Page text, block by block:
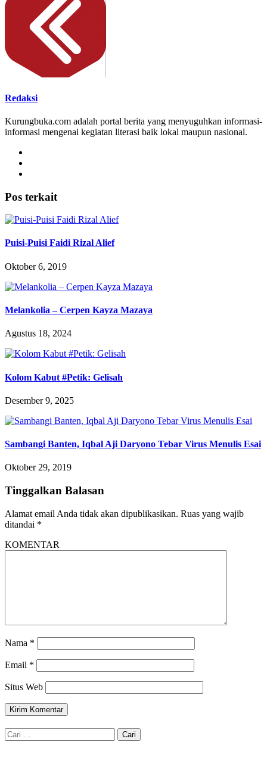
Redaksi
Kurungbuka.com adalah portal berita yang menyuguhkan informasi-
informasi mengenai kegiatan literasi baik lokal maupun nasional.
Pos terkait
Puisi-Puisi Faidi Rizal Alief
Oktober 6, 2019
Melankolia – Cerpen Kayza Mazaya
Agustus 18, 2024
Kolom Kabut #Petik: Gelisah
Desember 9, 2025
Sambangi Banten, Iqbal Aji Daryono Tebar Virus Menulis Esai
Oktober 29, 2019
Tinggalkan Balasan
Alamat email Anda tidak akan dipublikasikan. Ruas yang wajib
ditandai *
KOMENTAR
Nama *
Email *
Situs Web
Cari
untuk: